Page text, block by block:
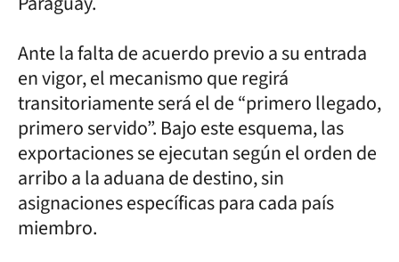
Ante la falta de acuerdo previo a su entrada
en vigor, el mecanismo que regirá
transitoriamente será el de “primero llegado,
primero servido”. Bajo este esquema, las
exportaciones se ejecutan según el orden de
arribo a la aduana de destino, sin
asignaciones específicas para cada país
miembro.